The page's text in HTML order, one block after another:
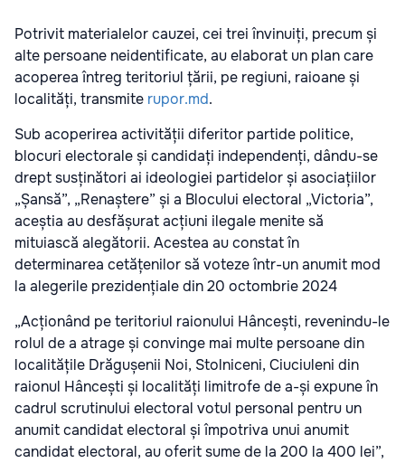
Potrivit materialelor cauzei, cei trei învinuiți, precum și
alte persoane neidentificate, au elaborat un plan care
acoperea întreg teritoriul țării, pe regiuni, raioane și
localități, transmite rupor.md.
Sub acoperirea activității diferitor partide politice,
blocuri electorale și candidați independenți, dându-se
drept susținători ai ideologiei partidelor și asociațiilor
„Șansă”, „Renaștere” și a Blocului electoral „Victoria”,
aceștia au desfășurat acțiuni ilegale menite să
mituiască alegătorii. Acestea au constat în
determinarea cetățenilor să voteze într-un anumit mod
la alegerile prezidențiale din 20 octombrie 2024
„Acționând pe teritoriul raionului Hâncești, revenindu-le
rolul de a atrage și convinge mai multe persoane din
localitățile Drăgușenii Noi, Stolniceni, Ciuciuleni din
raionul Hâncești și localități limitrofe de a-și expune în
cadrul scrutinului electoral votul personal pentru un
anumit candidat electoral și împotriva unui anumit
candidat electoral, au oferit sume de la 200 la 400 lei”,